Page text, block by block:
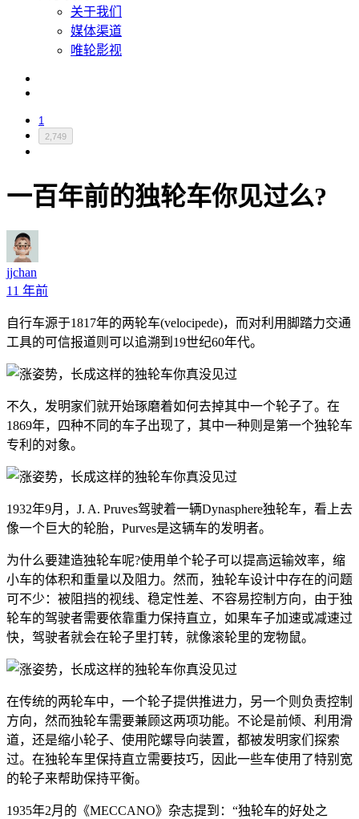
关于我们
媒体渠道
唯轮影视
1
2,749
一百年前的独轮车你见过么?
jjchan
11 年前
自行车源于1817年的两轮车(velocipede)，而对利用脚踏力交通
工具的可信报道则可以追溯到19世纪60年代。
不久，发明家们就开始琢磨着如何去掉其中一个轮子了。在
1869年，四种不同的车子出现了，其中一种则是第一个独轮车
专利的对象。
1932年9月，J. A. Pruves驾驶着一辆Dynasphere独轮车，看上去
像一个巨大的轮胎，Purves是这辆车的发明者。
为什么要建造独轮车呢?使用单个轮子可以提高运输效率，缩
小车的体积和重量以及阻力。然而，独轮车设计中存在的问题
可不少：被阻挡的视线、稳定性差、不容易控制方向，由于独
轮车的驾驶者需要依靠重力保持直立，如果车子加速或减速过
快，驾驶者就会在轮子里打转，就像滚轮里的宠物鼠。
在传统的两轮车中，一个轮子提供推进力，另一个则负责控制
方向，然而独轮车需要兼顾这两项功能。不论是前倾、利用滑
道，还是缩小轮子、使用陀螺导向装置，都被发明家们探索
过。在独轮车里保持直立需要技巧，因此一些车使用了特别宽
的轮子来帮助保持平衡。
1935年2月的《MECCANO》杂志提到：“独轮车的好处之